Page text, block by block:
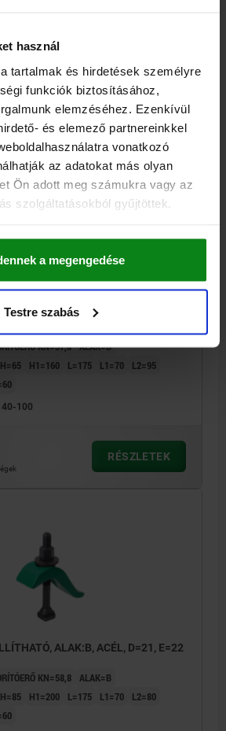
használ
tartalmak és hirdetések személyre
funkciók biztosításához,
elemzéséhez. Ezenkívül
és elemező partnereinkkel
vonatkozó
az adatokat más olyan
Ön adott meg számukra vagy az
szolgáltatásokból gyűjtöttek.
a megengedése
Testre szabás
KN=37,8
080
RÉSZLETEK
ALAK:B, ACÉL, D=21, E=18
KN=37,8 ALAK=B
H=65 H1=160 L=175 L1=70
L2=95
100
RÉSZLETEK
ALAK:B, ACÉL, D=21, E=22
KN=58,8 ALAK=B
H=85 H1=200 L=175 L1=70
L2=80